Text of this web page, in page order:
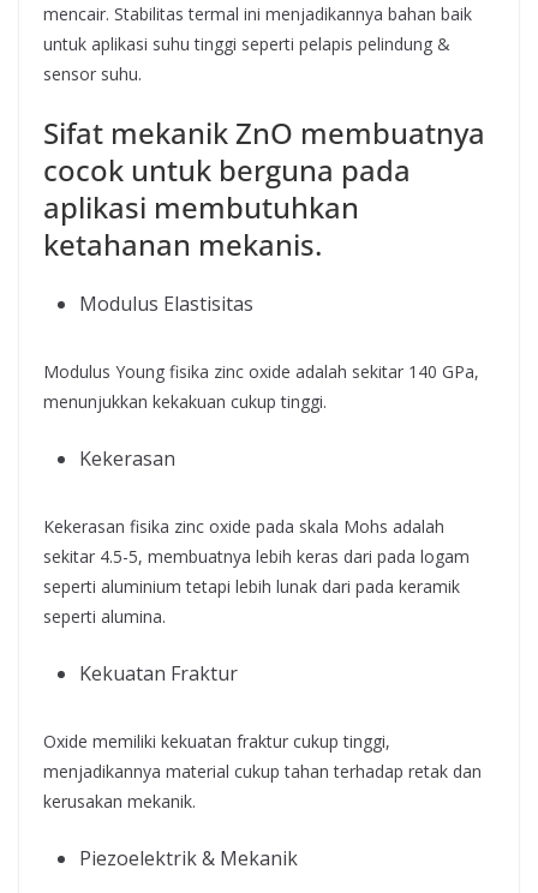
mencair. Stabilitas termal ini menjadikannya bahan baik
untuk aplikasi suhu tinggi seperti pelapis pelindung &
sensor suhu.
Sifat mekanik ZnO membuatnya
cocok untuk berguna pada
aplikasi membutuhkan
ketahanan mekanis.
Modulus Elastisitas
Modulus Young fisika zinc oxide adalah sekitar 140 GPa,
menunjukkan kekakuan cukup tinggi.
Kekerasan
Kekerasan fisika zinc oxide pada skala Mohs adalah
sekitar 4.5-5, membuatnya lebih keras dari pada logam
seperti aluminium tetapi lebih lunak dari pada keramik
seperti alumina.
Kekuatan Fraktur
Oxide memiliki kekuatan fraktur cukup tinggi,
menjadikannya material cukup tahan terhadap retak dan
kerusakan mekanik.
Piezoelektrik & Mekanik